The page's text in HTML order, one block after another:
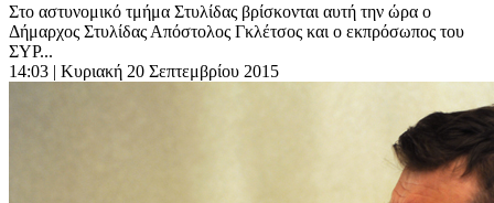
Στο αστυνομικό τμήμα Στυλίδας βρίσκονται αυτή την ώρα ο
Δήμαρχος Στυλίδας Απόστολος Γκλέτσος και ο εκπρόσωπος του
ΣΥΡ...
14:03 | Κυριακή 20 Σεπτεμβρίου 2015